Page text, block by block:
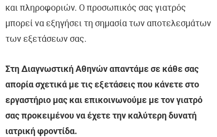
και πληροφοριών. Ο προσωπικός σας γιατρός
μπορεί να εξηγήσει τη σημασία των αποτελεσμάτων
των εξετάσεων σας.
Στη Διαγνωστική Αθηνών απαντάμε σε κάθε σας
απορία σχετικά με τις εξετάσεις που κάνετε στο
εργαστήριο μας και επικοινωνούμε με τον γιατρό
σας προκειμένου να έχετε την καλύτερη δυνατή
ιατρική φροντίδα.